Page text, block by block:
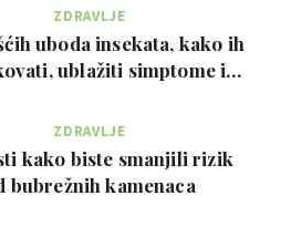
ZDRAVLJE
uboda insekata, kako ih
ublažiti simptome i
ZDRAVLJE
kako biste smanjili rizik
bubrežnih kamenaca